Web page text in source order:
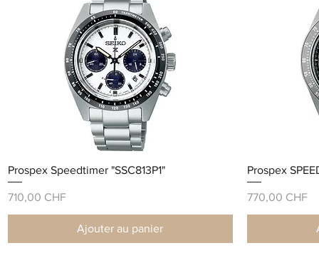
Prospex Speedtimer "SSC813P1"
Prix
710,00 CHF
Ajouter au panier
Prospex
Prix
770,00 CHF